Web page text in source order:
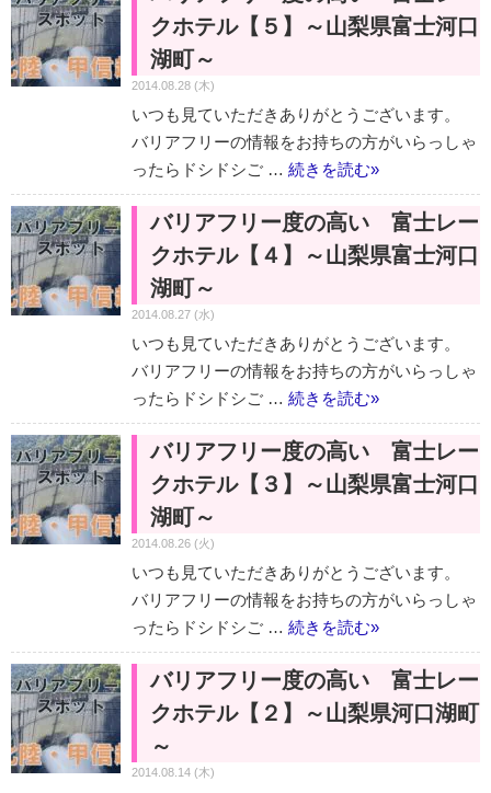
クホテル【５】～山梨県富士河口
湖町～
2014.08.28 (木)
いつも見ていただきありがとうございます。
バリアフリーの情報をお持ちの方がいらっしゃ
ったらドシドシご … 続きを読む»
バリアフリー度の高い 富士レー
クホテル【４】～山梨県富士河口
湖町～
2014.08.27 (水)
いつも見ていただきありがとうございます。
バリアフリーの情報をお持ちの方がいらっしゃ
ったらドシドシご … 続きを読む»
バリアフリー度の高い 富士レー
クホテル【３】～山梨県富士河口
湖町～
2014.08.26 (火)
いつも見ていただきありがとうございます。
バリアフリーの情報をお持ちの方がいらっしゃ
ったらドシドシご … 続きを読む»
バリアフリー度の高い 富士レー
クホテル【２】～山梨県河口湖町
～
2014.08.14 (木)